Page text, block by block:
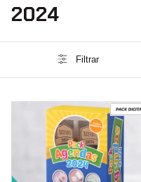
2024
Filtrar